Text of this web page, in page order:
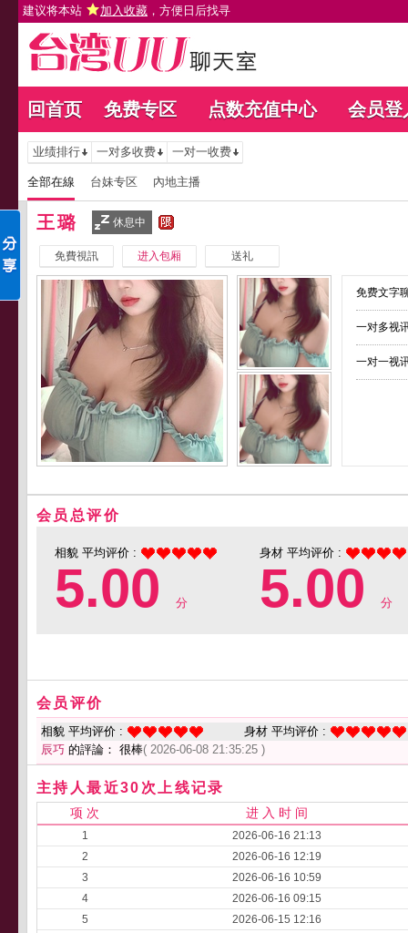
建议将本站 加入收藏 ，方便日后找寻
回首页 免费专区 点数充值中心 会员登
业绩排行 一对多收费 一对一收费
全部在線 台妹专区 內地主播
王璐 休息中
免費視訊 进入包厢 送礼
免费文字
一对多视
一对一视
会员总评价
相貌 平均评价 :
5.00 分
身材 平均评价 :
5.00 分
会员评价
相貌 平均评价 :
身材 平均评价 :
辰巧 的評論： 很棒( 2026-06-08 21:35:25 )
主持人最近30次上线记录
项 次 进 入 时 间
1
2026-06-16 21:13
2
2026-06-16 12:19
3
2026-06-16 10:59
4
2026-06-16 09:15
5
2026-06-15 12:16